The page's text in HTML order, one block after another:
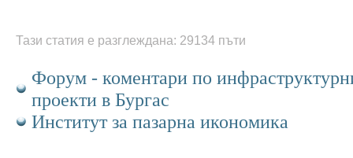
Тази статия е разглеждана: 29134 пъти
Форум - коментари по
проекти в Бургас
Институт за пазарна икономика